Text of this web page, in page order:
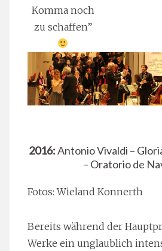
Komma noch
zu schaffen”
2016:Antonio Vivaldi –
– Oratorio de
Fotos: Wieland Konnerth
Bereits während der
Werke ein unglaublich